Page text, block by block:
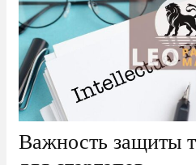
Важность защиты